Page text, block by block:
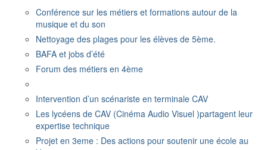
Conférence sur les métiers et formations autour de la
musique et du son
Nettoyage des plages pour les élèves de 5ème.
BAFA et jobs d’été
Forum des métiers en 4ème
Intervention d’un scénariste en terminale CAV
Les lycéens de CAV (Cinéma Audio Visuel )partagent leur
expertise technique
Projet en 3eme : Des actions pour soutenir une école au